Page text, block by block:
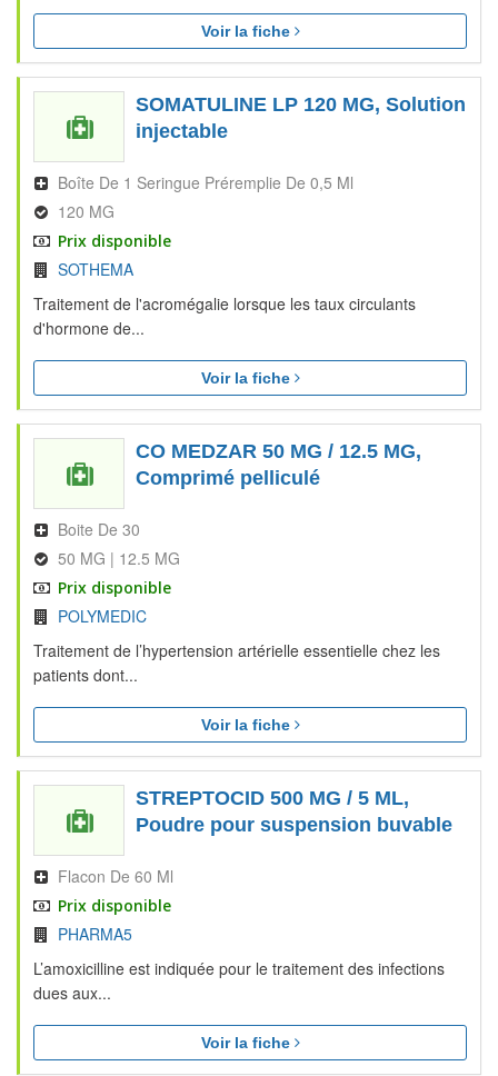
Voir la fiche
SOMATULINE LP 120 MG, Solution
injectable
Boîte De 1 Seringue Préremplie De 0,5 Ml
120 MG
Prix disponible
SOTHEMA
Traitement de l'acromégalie lorsque les taux circulants
d'hormone de...
Voir la fiche
CO MEDZAR 50 MG / 12.5 MG,
Comprimé pelliculé
Boite De 30
50 MG | 12.5 MG
Prix disponible
POLYMEDIC
Traitement de l’hypertension artérielle essentielle chez les
patients dont...
Voir la fiche
STREPTOCID 500 MG / 5 ML,
Poudre pour suspension buvable
Flacon De 60 Ml
Prix disponible
PHARMA5
L’amoxicilline est indiquée pour le traitement des infections
dues aux...
Voir la fiche